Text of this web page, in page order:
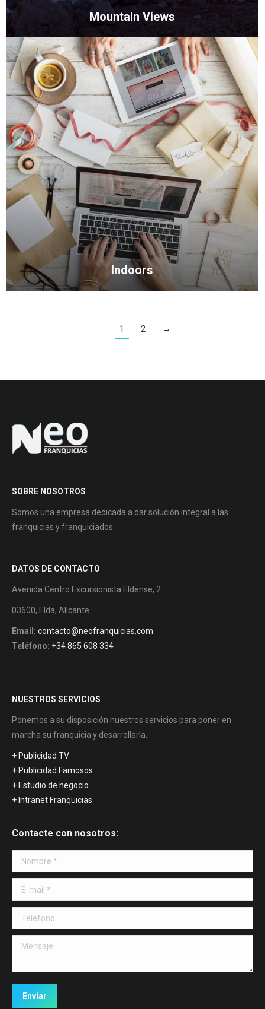
Mountain Views
Indoors
1 2 →
SOBRE NOSOTROS
Somos una empresa dedicada a dar solución integral a las
franquicias y franquiciados.
DATOS DE CONTACTO
Avenida Centro Excursionista Eldense, 2
03600, Elda, Alicante
Email: contacto@neofranquicias.com
Teléfono: +34 865 608 334
NUESTROS SERVICIOS
Ponemos a su disposición nuestros servicios para poner en
marcha su franquicia y desarrollarla.
+ Publicidad TV
+ Publicidad Famosos
+ Estudio de negocio
+ Intranet Franquicias
Contacte con nosotros:
Nombre *
E-mail *
Teléfono
Mensaje
Enviar